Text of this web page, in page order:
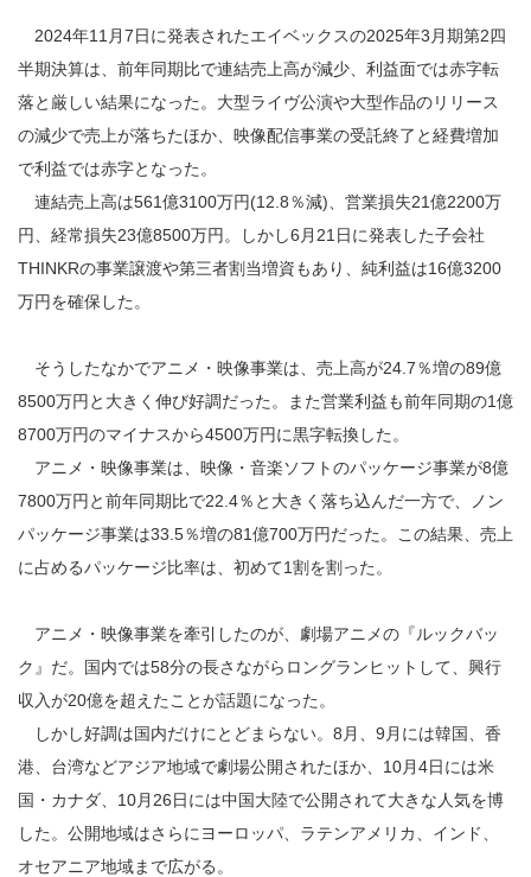
2024年11月7日に発表されたエイベックスの2025年3月期第2四
半期決算は、前年同期比で連結売上高が減少、利益面では赤字転
落と厳しい結果になった。大型ライヴ公演や大型作品のリリース
の減少で売上が落ちたほか、映像配信事業の受託終了と経費増加
で利益では赤字となった。
連結売上高は561億3100万円(12.8％減)、営業損失21億2200万
円、経常損失23億8500万円。しかし6月21日に発表した子会社
THINKRの事業譲渡や第三者割当増資もあり、純利益は16億3200
万円を確保した。
そうしたなかでアニメ・映像事業は、売上高が24.7％増の89億
8500万円と大きく伸び好調だった。また営業利益も前年同期の1億
8700万円のマイナスから4500万円に黒字転換した。
アニメ・映像事業は、映像・音楽ソフトのパッケージ事業が8億
7800万円と前年同期比で22.4％と大きく落ち込んだ一方で、ノン
パッケージ事業は33.5％増の81億700万円だった。この結果、売上
に占めるパッケージ比率は、初めて1割を割った。
アニメ・映像事業を牽引したのが、劇場アニメの『ルックバッ
ク』だ。国内では58分の長さながらロングランヒットして、興行
収入が20億を超えたことが話題になった。
しかし好調は国内だけにとどまらない。8月、9月には韓国、香
港、台湾などアジア地域で劇場公開されたほか、10月4日には米
国・カナダ、10月26日には中国大陸で公開されて大きな人気を博
した。公開地域はさらにヨーロッパ、ラテンアメリカ、インド、
オセアニア地域まで広がる。